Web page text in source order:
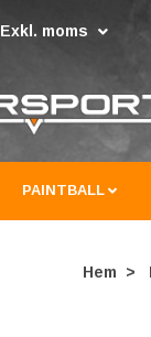
Exkl. moms
PAINTBALL
Hem